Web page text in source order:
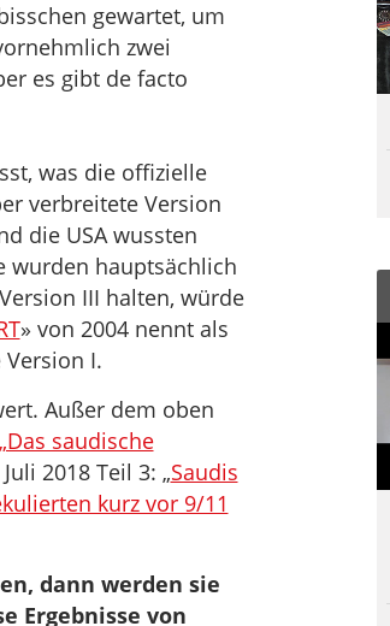
gewartet, um
zwei
es gibt de facto
was die offizielle
verbreitete Version
die USA wussten
wurden hauptsächlich
III halten, würde
» von 2004 nennt als
I.
Außer dem oben
saudische
2018 Teil 3: „Saudis
kurz vor 9/11
dann werden sie
Ergebnisse von